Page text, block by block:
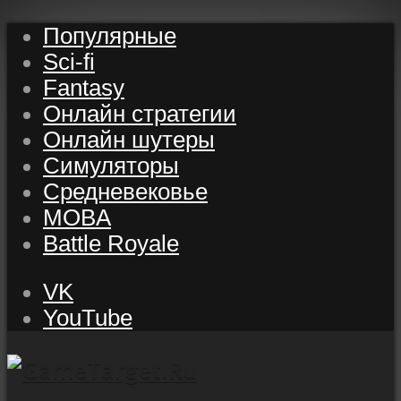
Популярные
Sci-fi
Fantasy
Онлайн стратегии
Онлайн шутеры
Симуляторы
Средневековье
MOBA
Battle Royale
VK
YouTube